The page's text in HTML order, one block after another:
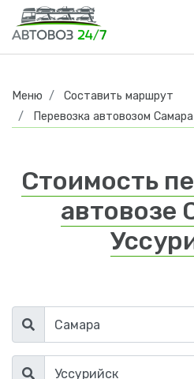
Меню
Составить маршрут
Перевозка автовозом
Стоимость
автовозе